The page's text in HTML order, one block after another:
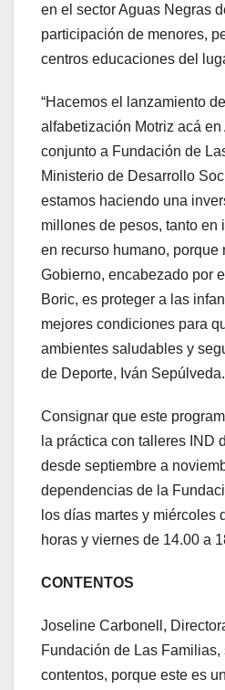
en el sector Aguas Negras
participación de menores,
centros educaciones del
“Hacemos el lanzamiento
alfabetización Motriz acá
conjunto a Fundación de
Ministerio de Desarrollo
estamos haciendo una
millones de pesos, tanto en
en recurso humano, porque
Gobierno, encabezado por
Boric, es proteger a las
mejores condiciones para
ambientes saludables y
de Deporte, Iván Sepúlveda.
Consignar que este
la práctica con talleres IND
desde septiembre a
dependencias de la
los días martes y miércoles
horas y viernes de 14.00 a
CONTENTOS
Joseline Carbonell,
Fundación de Las Familias,
contentos, porque este es